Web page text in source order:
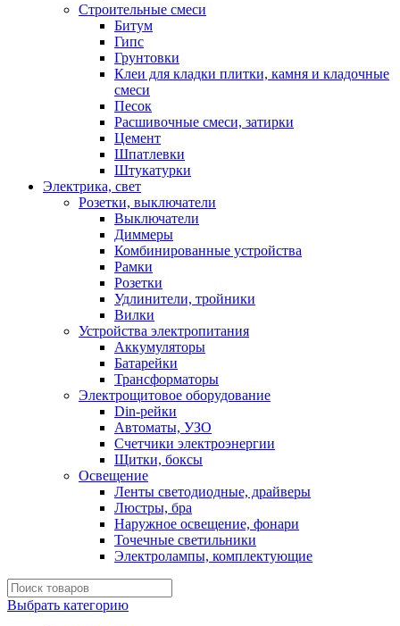
Строительные смеси
Битум
Гипс
Грунтовки
Клеи для кладки плитки, камня и кладочные
смеси
Песок
Расшивочные смеси, затирки
Цемент
Шпатлевки
Штукатурки
Электрика, свет
Розетки, выключатели
Выключатели
Диммеры
Комбинированные устройства
Рамки
Розетки
Удлинители, тройники
Вилки
Устройства электропитания
Аккумуляторы
Батарейки
Трансформаторы
Электрощитовое оборудование
Din-рейки
Автоматы, УЗО
Счетчики электроэнергии
Щитки, боксы
Освещение
Ленты светодиодные, драйверы
Люстры, бра
Наружное освещение, фонари
Точечные светильники
Электролампы, комплектующие
Выбрать категорию